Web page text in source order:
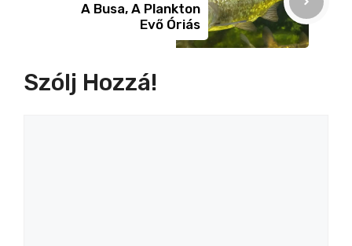
A Busa, A Plankton
Evő Óriás
Szólj Hozzá!